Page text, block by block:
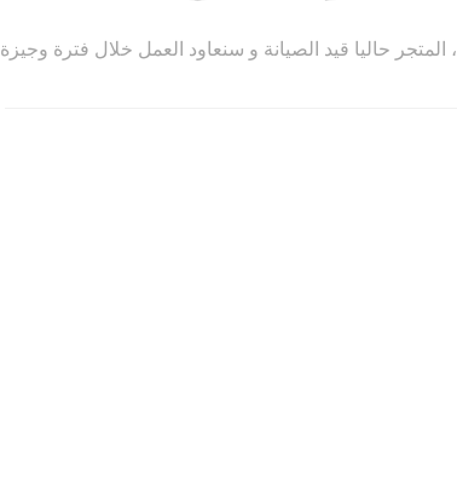
حاليا قيد الصيانة و سنعاود العمل خلال فترة وجيزة